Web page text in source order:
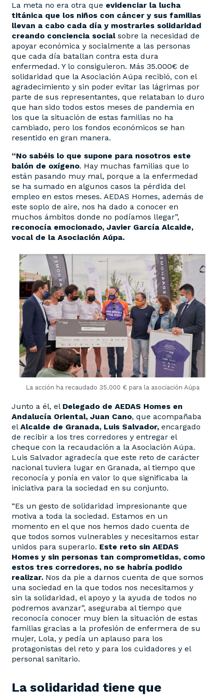
La meta no era otra que evidenciar la lucha
titánica que los niños con cáncer y sus familias
llevan a cabo cada día y mostrarles solidaridad
creando conciencia socialsobre la necesidad de
apoyar económica y socialmente a las personas
que cada día batallan contra esta dura
enfermedad. Y lo consiguieron. Más 35.000€ de
solidaridad que la Asociación Aúpa recibió, con el
agradecimiento y sin poder evitar las lágrimas por
parte de sus representantes, que relataban lo duro
que han sido todos estos meses de pandemia en
los que la situación de estas familias no ha
cambiado, pero los fondos económicos se han
resentido en gran manera.
“No sabéis lo que supone para nosotros este
balón de oxígeno. Hay muchas familias que lo
están pasando muy mal, porque a la enfermedad
se ha sumado en algunos casos la pérdida del
empleo en estos meses. AEDAS Homes, además de
este soplo de aire, nos ha dado a conocer en
muchos ámbitos donde no podíamos llegar”,
reconocía emocionado, Javier García Alcaide,
vocal de la Asociación Aúpa.
La acción ha recaudado 35.000 € para la asociación Aúpa
Junto a él, el Delegado de AEDAS Homes en
Andalucía Oriental, Juan Cano, que acompañaba
el Alcalde de Granada, Luis Salvador, encargado
de recibir a los tres corredores y entregar el
cheque con la recaudación a la Asociación Aúpa.
Luis Salvador agradecía que este reto de carácter
nacional tuviera lugar en Granada, al tiempo que
reconocía y ponía en valor lo que significaba la
iniciativa para la sociedad en su conjunto.
“Es un gesto de solidaridad impresionante que
motiva a toda la sociedad. Estamos en un
momento en el que nos hemos dado cuenta de
que todos somos vulnerables y necesitamos estar
unidos para superarlo. Este reto sin AEDAS
Homes y sin personas tan comprometidas, como
estos tres corredores, no se habría podido
realizar. Nos da pie a darnos cuenta de que somos
una sociedad en la que todos nos necesitamos y
sin la solidaridad, el apoyo y la ayuda de todos no
podremos avanzar”, aseguraba al tiempo que
reconocía conocer muy bien la situación de estas
familias gracias a la profesión de enfermera de su
mujer, Lola, y pedía un aplauso para los
protagonistas del reto y para los cuidadores y el
personal sanitario.
La solidaridad tiene que